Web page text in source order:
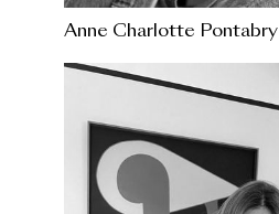
Anne Charlotte Pontabry